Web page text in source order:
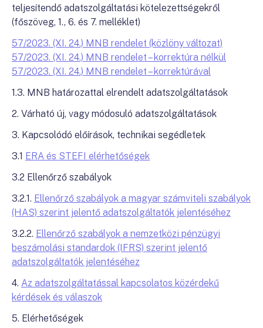
teljesítendő adatszolgáltatási kötelezettségekről
(főszöveg, 1., 6. és 7. melléklet)
57/2023. (XI. 24.) MNB rendelet (közlöny változat)
57/2023. (XI. 24.) MNB rendelet – korrektúra nélkül
57/2023. (XI. 24.) MNB rendelet – korrektúrával
1.3. MNB határozattal elrendelt adatszolgáltatások
2. Várható új, vagy módosuló adatszolgáltatások
3. Kapcsolódó előírások, technikai segédletek
3.1 ERA és STEFI elérhetőségek
3.2 Ellenőrző szabályok
3.2.1. Ellenőrző szabályok a magyar számviteli szabályok
(HAS) szerint jelentő adatszolgáltatók jelentéséhez
3.2.2. Ellenőrző szabályok a nemzetközi pénzügyi
beszámolási standardok (IFRS) szerint jelentő
adatszolgáltatók jelentéséhez
4. Az adatszolgáltatással kapcsolatos közérdekű
kérdések és válaszok
5. Elérhetőségek